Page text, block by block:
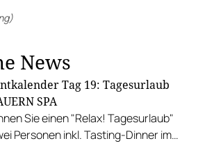
News
Tag 19: Tagesurlaub
SPA
Sie einen "Relax! Tagesurlaub"
Personen inkl. Tasting-Dinner im